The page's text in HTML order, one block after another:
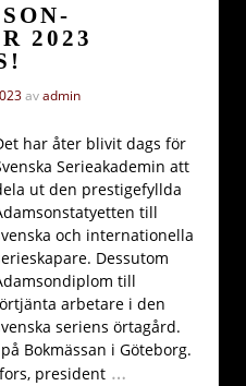
2023
avadmin
har åter blivit dags för
Serieakademin att
ut den prestigefyllda
till
och internationella
Dessutom
till
arbetare i den
seriens örtagård.
Bokmässan i Göteborg.
president …